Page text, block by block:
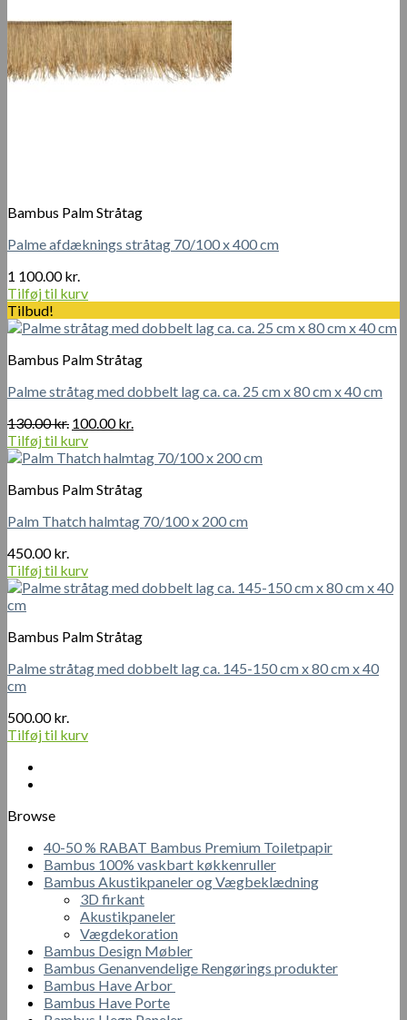
Bambus Palm Stråtag
Palme afdæknings stråtag 70/100 x 400 cm
1 100.00kr.
Tilføj til kurv
Tilbud!
Bambus Palm Stråtag
Palme stråtag med dobbelt lag ca. ca. 25 cm x 80 cm x 40 cm
130.00kr. Den
oprindelige
pris
130.00 kr..
100.00kr.
pris
100.00 kr..
Tilføj til kurv
Bambus Palm Stråtag
Palm Thatch halmtag 70/100 x 200 cm
450.00kr.
Tilføj til kurv
Bambus Palm Stråtag
Palme stråtag med dobbelt lag ca. 145-150 cm x 80 cm x 40
cm
500.00kr.
Tilføj til kurv
Browse
40-50 % RABAT Bambus Premium Toiletpapir
Bambus 100% vaskbart køkkenruller
Bambus Akustikpaneler og Vægbeklædning
3D firkant
Akustikpaneler
Vægdekoration
Bambus Design Møbler
Bambus Genanvendelige Rengørings produkter
Bambus Have Arbor
Bambus Have Porte